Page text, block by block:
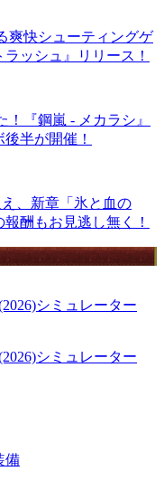
爽快シューティングゲ
ッシュ』リリース！
『鋼嵐 - メカラシ』
半が開催！
、新章「氷と血の
酬もお見逃し無く！
シミュレーター
シミュレーター
備